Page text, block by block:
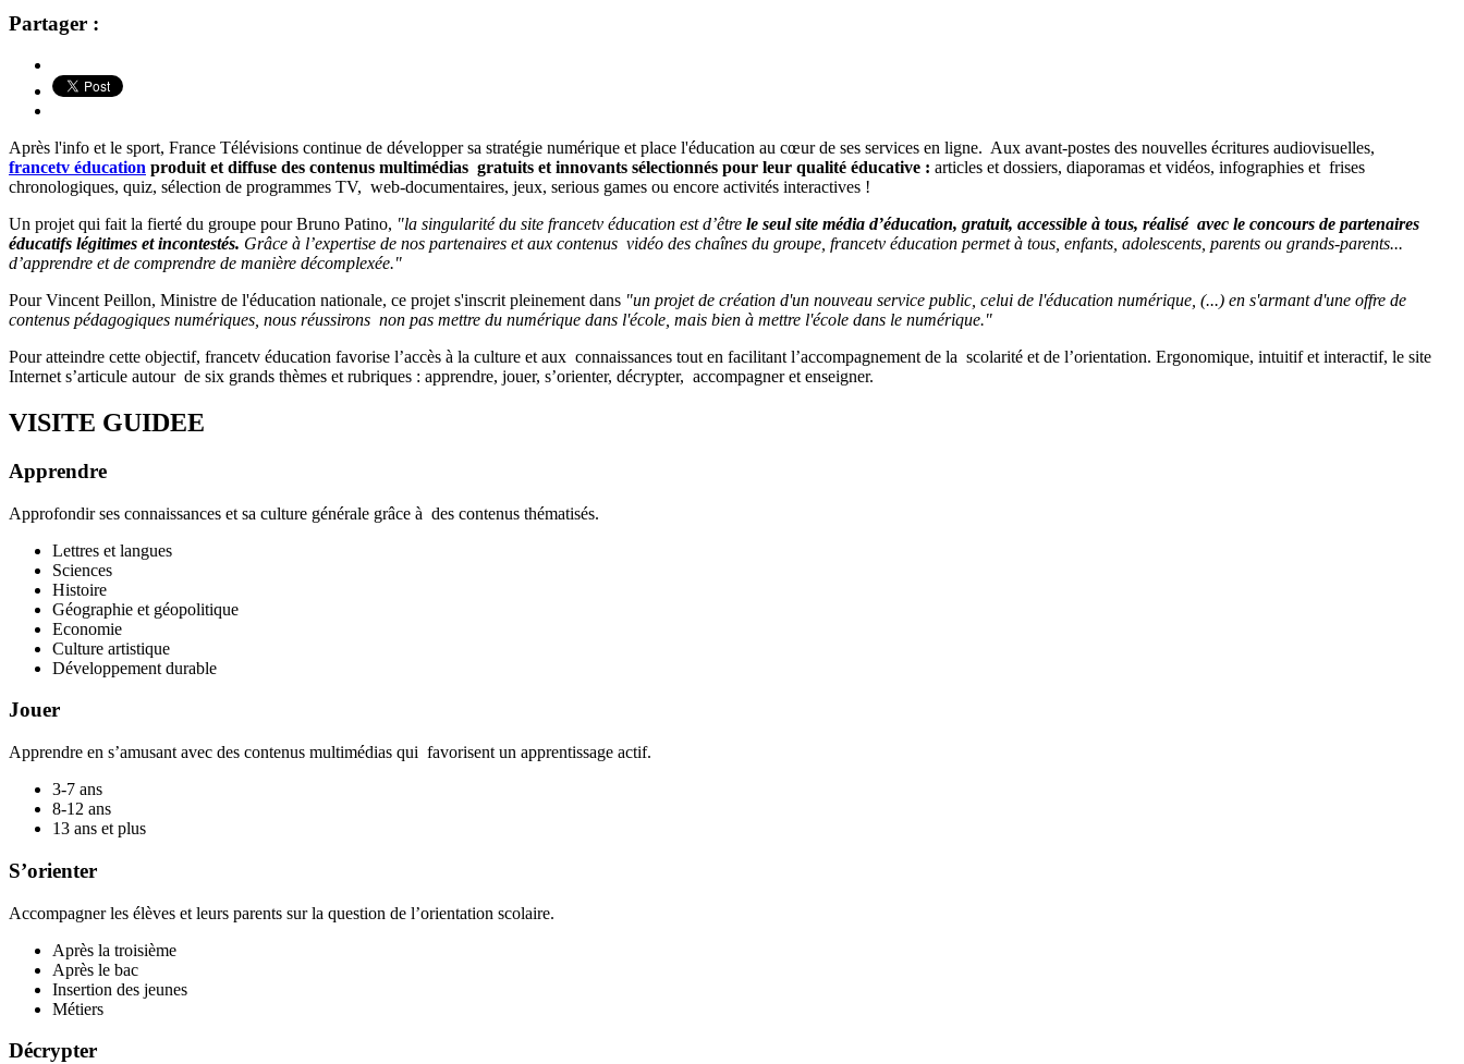
Partager :
Après l'info et le sport, France Télévisions continue de développer sa stratégie numérique et place l'éducation au cœur de ses services en ligne. Aux avant-postes des nouvelles écritures audiovisuelles,
francetv éducation produit et diffuse des contenus multimédias gratuits et innovants sélectionnés pour leur qualité éducative : articles et dossiers, diaporamas et vidéos, infographies et frises
chronologiques, quiz, sélection de programmes TV, web-documentaires, jeux, serious games ou encore activités interactives !
Un projet qui fait la fierté du groupe pour Bruno Patino, "la singularité du site francetv éducation est d’être le seul site média d’éducation, gratuit, accessible à tous, réalisé avec le concours de partenaires
éducatifs légitimes et incontestés. Grâce à l’expertise de nos partenaires et aux contenus vidéo des chaînes du groupe, francetv éducation permet à tous, enfants, adolescents, parents ou grands-parents...
d’apprendre et de comprendre de manière décomplexée."
Pour Vincent Peillon, Ministre de l'éducation nationale, ce projet s'inscrit pleinement dans "un projet de création d'un nouveau service public, celui de l'éducation numérique, (...) en s'armant d'une offre de
contenus pédagogiques numériques, nous réussirons non pas mettre du numérique dans l'école, mais bien à mettre l'école dans le numérique."
Pour atteindre cette objectif, francetv éducation favorise l’accès à la culture et aux connaissances tout en facilitant l’accompagnement de la scolarité et de l’orientation. Ergonomique, intuitif et interactif, le site
Internet s’articule autour de six grands thèmes et rubriques : apprendre, jouer, s’orienter, décrypter, accompagner et enseigner.
VISITE GUIDEE
Apprendre
Approfondir ses connaissances et sa culture générale grâce à des contenus thématisés.
Lettres et langues
Sciences
Histoire
Géographie et géopolitique
Economie
Culture artistique
Développement durable
Jouer
Apprendre en s’amusant avec des contenus multimédias qui favorisent un apprentissage actif.
3-7 ans
8-12 ans
13 ans et plus
S’orienter
Accompagner les élèves et leurs parents sur la question de l’orientation scolaire.
Après la troisième
Après le bac
Insertion des jeunes
Métiers
Décrypter